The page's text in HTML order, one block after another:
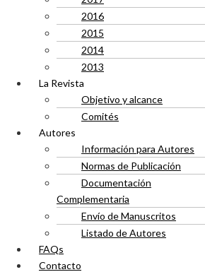
2016
2015
2014
2013
La Revista
Objetivo y alcance
Comités
Autores
Información para Autores
Normas de Publicación
Documentación
Complementaria
Envío de Manuscritos
Listado de Autores
FAQs
Contacto